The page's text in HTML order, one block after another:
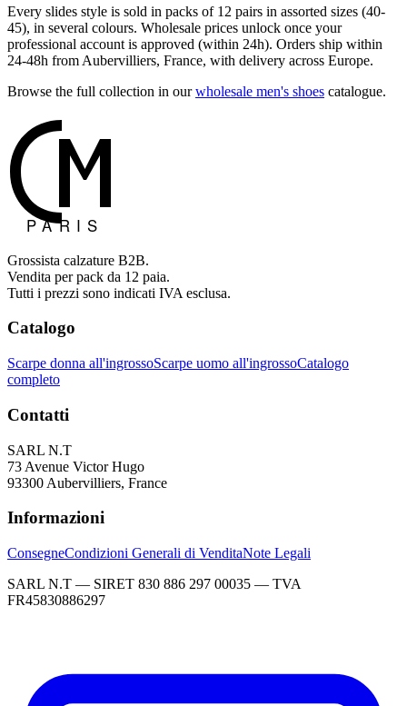
Every slides style is sold in packs of 12 pairs in assorted sizes (40-
45), in several colours. Wholesale prices unlock once your
professional account is approved (within 24h). Orders ship within
24-48h from Aubervilliers, France, with delivery across Europe.
Browse the full collection in our wholesale men's shoes catalogue.
Grossista calzature B2B.
Vendita per pack da 12 paia.
Tutti i prezzi sono indicati IVA esclusa.
Catalogo
Scarpe donna all'ingrossoScarpe uomo all'ingrossoCatalogo
completo
Contatti
SARL N.T
73 Avenue Victor Hugo
93300 Aubervilliers, France
Informazioni
ConsegneCondizioni Generali di VenditaNote Legali
SARL N.T — SIRET 830 886 297 00035 — TVA
FR45830886297